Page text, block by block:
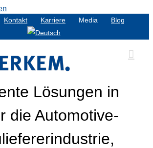
Kontakt Karriere Media Blog
Lösungen in
die Automotive-